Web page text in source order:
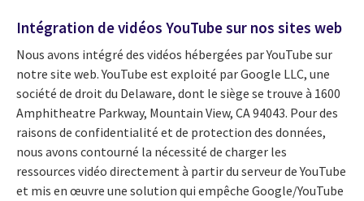
Intégration de vidéos YouTube sur nos sites web
Nous avons intégré des vidéos hébergées par YouTube sur
notre site web. YouTube est exploité par Google LLC, une
société de droit du Delaware, dont le siège se trouve à 1600
Amphitheatre Parkway, Mountain View, CA 94043. Pour des
raisons de confidentialité et de protection des données,
nous avons contourné la nécessité de charger les
ressources vidéo directement à partir du serveur de YouTube
et mis en œuvre une solution qui empêche Google/YouTube